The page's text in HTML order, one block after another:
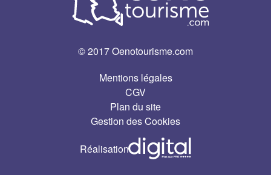
© 2017 Oenotourisme.com
Réalisation
Mentions légales
CGV
Plan du site
Gestion des Cookies